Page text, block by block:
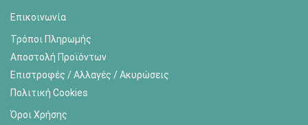
Επικοινωνία
Τρόποι Πληρωμής
Αποστολή Προϊόντων
Επιστροφές / Αλλαγές / Ακυρώσεις
Πολιτική Cookies
Όροι Χρήσης